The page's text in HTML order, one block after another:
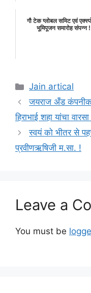
गौ टेक ग्लोबल समिट एवं
भूमिपूजन समारोह संपन्न !
Categories
Jain artical
जयराज अँड
हिराभाई शहा यांचा
स्वयं को भीतर से
प्रवीणऋषिजी म.सा. !
Leave a
You must be